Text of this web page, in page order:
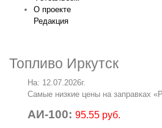
О проекте
Редакция
Топливо Иркутск
На: 12.07.2026г.
Самые низкие цены на заправках
АИ-100: 95.55 руб.